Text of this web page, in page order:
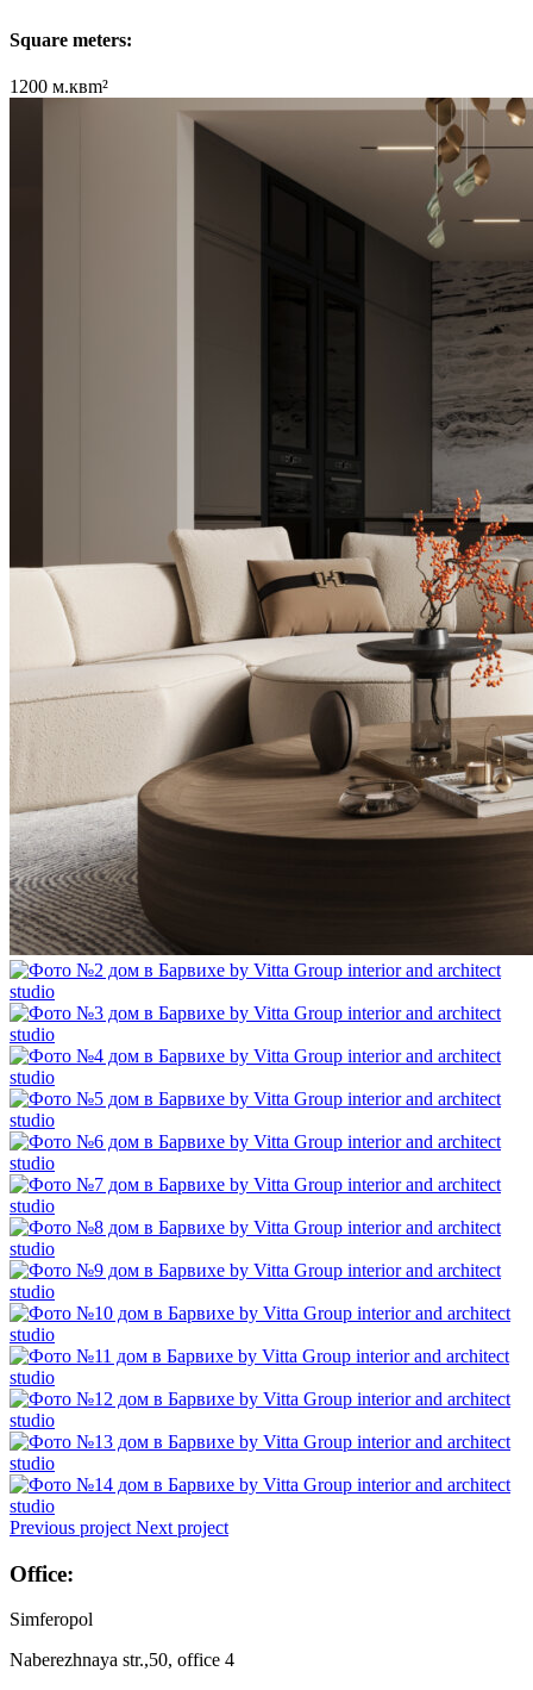
Square meters:
1200 м.квm²
Previous project Next project
Office:
Simferopol
Naberezhnaya str.,50, office 4